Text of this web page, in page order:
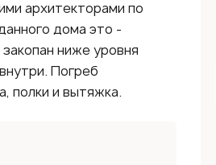
архитекторами по
дома это -
ниже уровня
Погреб
полки и вытяжка.